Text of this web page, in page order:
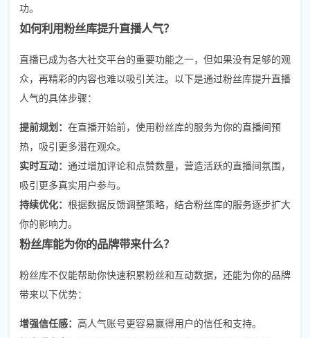
功。
如何利用粉丝库提升直播人气？
直播已成为各大社交平台的重要功能之一，但如果没有足够的观
众，再精彩的内容也难以吸引关注。以下是通过粉丝库提升直播
人气的具体步骤：
提前规划： 在直播开始前，使用粉丝库的服务为你的直播间预
热，吸引更多潜在观众。
实时互动： 通过增加评论和点赞数量，营造活跃的直播间氛围，
吸引更多真实用户参与。
持续优化： 根据数据反馈调整策略，结合粉丝库的服务逐步扩大
你的影响力。
粉丝库能为你的品牌带来什么？
粉丝库不仅能帮助你快速积累粉丝和互动数据，还能为你的品牌
带来以下优势：
增强信任感： 高人气账号更容易赢得用户的信任和支持。